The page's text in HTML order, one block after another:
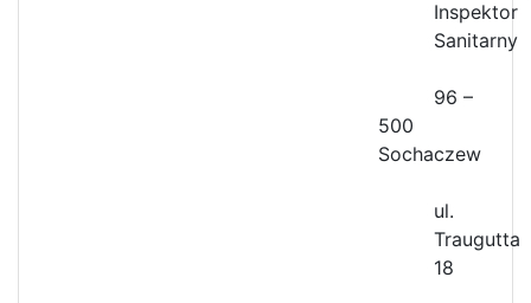
Inspektor
Sanitarny
96 –
500
Sochaczew
ul.
Traugutta
18